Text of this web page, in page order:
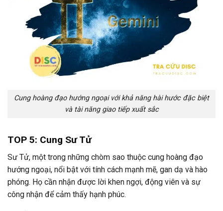
Cung hoàng đạo hướng ngoại với khả năng hài hước đặc biệt
và tài năng giao tiếp xuất sắc
TOP 5: Cung Sư Tử
Sư Tử, một trong những chòm sao thuộc cung hoàng đạo
hướng ngoại, nổi bật với tính cách mạnh mẽ, gan dạ và hào
phóng. Họ cần nhận được lời khen ngợi, động viên và sự
công nhận để cảm thấy hạnh phúc.